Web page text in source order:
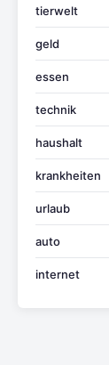
tierwelt
geld
essen
technik
haushalt
krankheiten
urlaub
auto
internet